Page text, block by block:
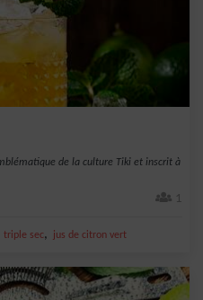
de la culture Tiki et inscrit à
1
triple sec, jus de citron vert